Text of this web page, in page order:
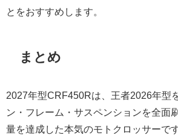
とをおすすめします。
まとめ
2027年型CRF450Rは、王者2026年型
ン・フレーム・サスペンションを全面
量を達成した本気のモトクロッサーで